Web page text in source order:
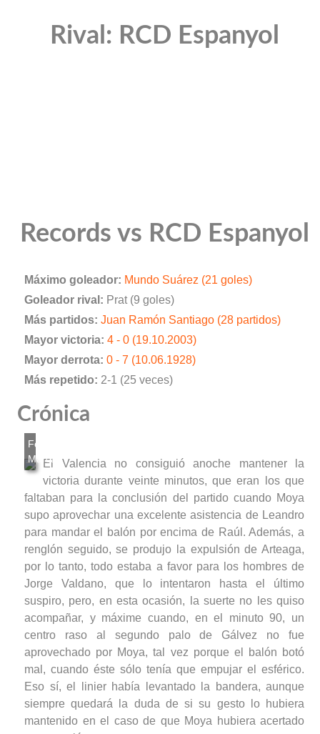
Rival: RCD Espanyol
Records vs RCD Espanyol
Máximo goleador: Mundo Suárez (21 goles)
Goleador rival: Prat (9 goles)
Más partidos: Juan Ramón Santiago (28 partidos)
Mayor victoria: 4 - 0 (19.10.2003)
Mayor derrota: 0 - 7 (10.06.1928)
Más repetido: 2-1 (25 veces)
Crónica
El Valencia no consiguió anoche mantener la
victoria durante veinte minutos, que eran los que
faltaban para la conclusión del partido cuando Moya
supo aprovechar una excelente asistencia de Leandro
para mandar el balón por encima de Raúl. Además, a
renglón seguido, se produjo la expulsión de Arteaga,
por lo tanto, todo estaba a favor para los hombres de
Jorge Valdano, que lo intentaron hasta el último
suspiro, pero, en esta ocasión, la suerte no les quiso
acompañar, y máxime cuando, en el minuto 90, un
centro raso al segundo palo de Gálvez no fue
aprovechado por Moya, tal vez porque el balón botó
mal, cuando éste sólo tenía que empujar el esférico.
Eso sí, el linier había levantado la bandera, aunque
siempre quedará la duda de si su gesto lo hubiera
mantenido en el caso de que Moya hubiera acertado